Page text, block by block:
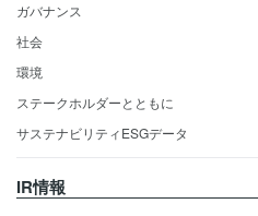
ガバナンス
社会
環境
ステークホルダーとともに
サステナビリティESGデータ
IR情報